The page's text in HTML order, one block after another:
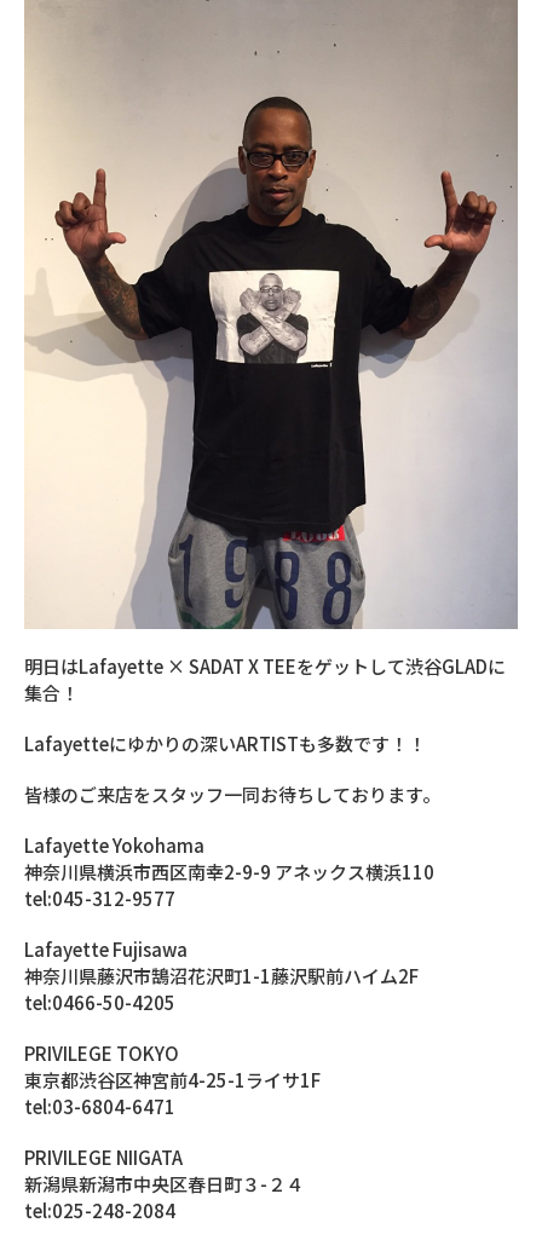
明日はLafayette × SADAT X TEEをゲットして渋谷GLADに
集合！
Lafayetteにゆかりの深いARTISTも多数です！！
皆様のご来店をスタッフ一同お待ちしております。
Lafayette Yokohama
神奈川県横浜市西区南幸2-9-9 アネックス横浜110
tel:045-312-9577
Lafayette Fujisawa
神奈川県藤沢市鵠沼花沢町1-1藤沢駅前ハイム2F
tel:0466-50-4205
PRIVILEGE TOKYO
東京都渋谷区神宮前4-25-1ライサ1F
tel:03-6804-6471
PRIVILEGE NIIGATA
新潟県新潟市中央区春日町３-２４
tel:025-248-2084